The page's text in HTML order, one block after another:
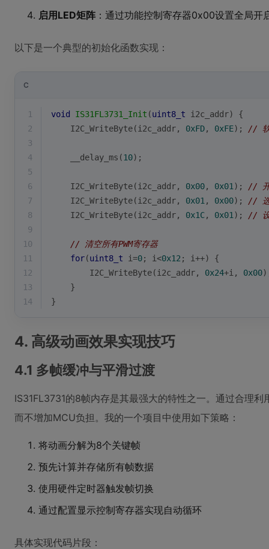
启用LED矩阵 ：通过功能控制寄存器0x00设置全局开
以下是一个典型的初始化函数实现：
C
1 void IS31FL3731_Init (uint8_t i2c_addr)
{
2
    I2C_WriteByte(i2c_addr,
0xFD, 0xFE); // 软
3
4
    __delay_ms(
10);
5
6
    I2C_WriteByte(i2c_addr,
0x00, 0x01 ); // 开
7
    I2C_WriteByte(i2c_addr,
0x01 , 0x00); // 选
8
    I2C_WriteByte(i2c_addr,
0x1C, 0x01 ); // 设
9
10
// 清空所有PWM寄存器
11
for(uint8_t i=0; i<0x12 ; i++) {
12
        I2C_WriteByte(i2c_addr,
0x24+i, 0x00
13
    }
14
}
4. 高级动画效果实现技巧
4.1 多帧缓冲与平滑过渡
IS31FL3731的8帧内存是其最强大的特性之一。通过合理
而不增加MCU负担。我的一个项目中使用如下策略：
将动画分解为8个关键帧
预先计算并存储所有帧数据
使用硬件定时器触发帧切换
通过配置显示控制寄存器实现自动循环
具体实现代码片段：